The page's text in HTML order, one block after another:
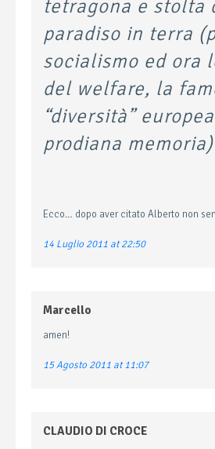
tetragona e stolta
paradiso in terra
socialismo ed ora
del welfare, la
“diversità”
prodiana memoria)
Ecco… dopo aver citato Alberto non
14 Luglio 2011 at 22:50
Marcello
amen!
15 Agosto 2011 at 11:07
CLAUDIO DI CROCE